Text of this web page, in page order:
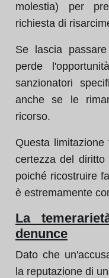
molestia) per
richiesta di
Se lascia
perde
sanzionatori
anche se le
ricorso.
Questa
certezza del diritto
poiché ricostruire
è estremamente
La
denunce
Dato che
la reputazione di